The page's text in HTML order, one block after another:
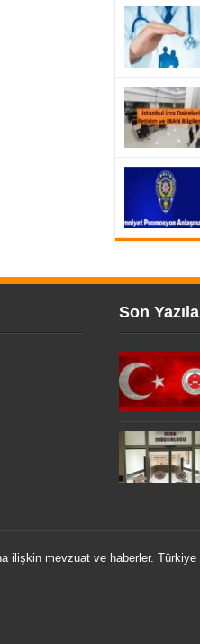
Son
mevzuat ve haberler.